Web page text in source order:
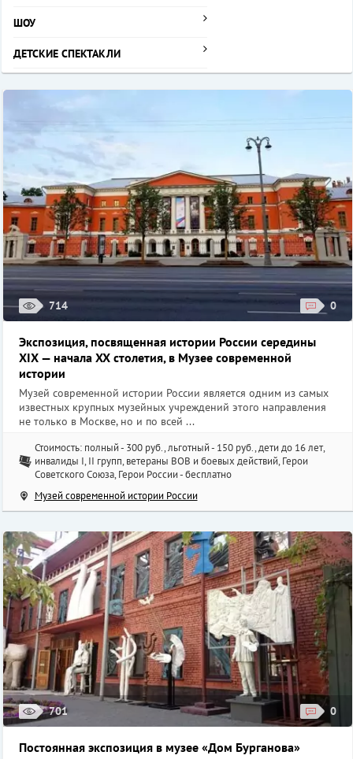
ШОУ
ДЕТСКИЕ СПЕКТАКЛИ
714 0
Экспозиция, посвященная истории России середины
XIX — начала XX столетия, в Музее современной
истории
Музей современной истории России является одним из самых
известных крупных музейных учреждений этого направления
не только в Москве, но и по всей ...
Стоимость: полный - 300 руб., льготный - 150 руб., дети до 16 лет,
инвалиды I, II групп, ветераны ВОВ и боевых действий, Герои
Советского Союза, Герои России - бесплатно
Музей современной истории России
701 0
Постоянная экспозиция в музее «Дом Бурганова»